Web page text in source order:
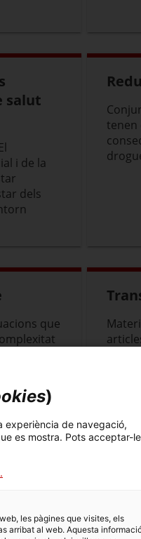
salut
i de la
dels
tenen
que
als
)
experiència de navegació,
es mostra. Pots acceptar-
les pàgines que visites, els
arribat al web. Aquesta